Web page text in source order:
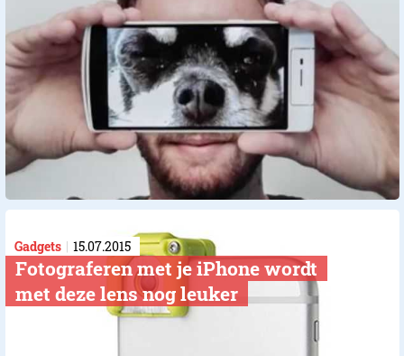
Gadgets 15.07.2015
Fotograferen met je iPhone wordt
met deze lens nog leuker